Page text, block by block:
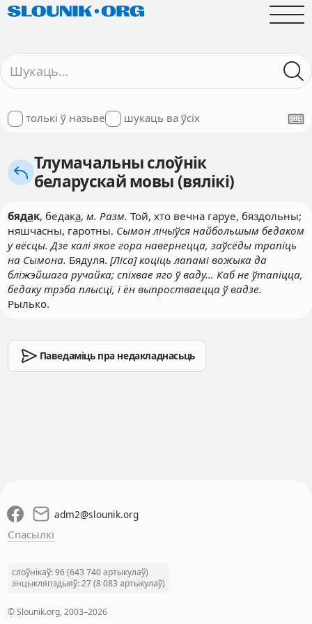
толькі ў назьве шукаць ва ўсіх
Тлумачальны слоўнік
беларускай мовы (вялікі)
бядак, бедака, м. Разм. Той, хто вечна гаруе, бяздольны;
няшчасны, гаротны. Сымон лічыўся найбольшым бедаком
у вёсцы. Дзе калі якое гора навернецца, заўсёды трапіць
на Сымона. Бядуля. [Ліса] коціць лапамі вожыка да
бліжэйшага ручайка; спіхвае яго ў ваду... Каб не ўтапіцца,
бедаку трэба плысці, і ён выпростваецца ў вадзе.
Рылько.
Паведаміць пра недакладнасьць
adm2@slounik.org
Спасылкі
слоўнікаў: 96 (643 740 артыкулаў)
энцыкляпэдыяў: 27 (8 083 артыкулаў)
© Slounik.org, 2003–2026